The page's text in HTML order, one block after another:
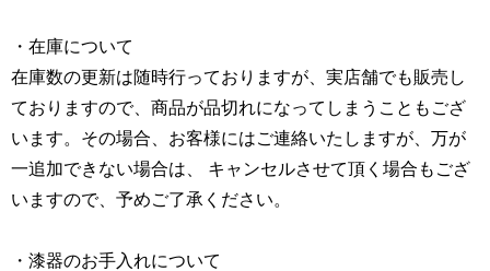
・在庫について
在庫数の更新は随時行っておりますが、実店舗でも販売し
ておりますので、商品が品切れになってしまうこともござ
います。その場合、お客様にはご連絡いたしますが、万が
一追加できない場合は、 キャンセルさせて頂く場合もござ
いますので、予めご了承ください。
・漆器のお手入れについて